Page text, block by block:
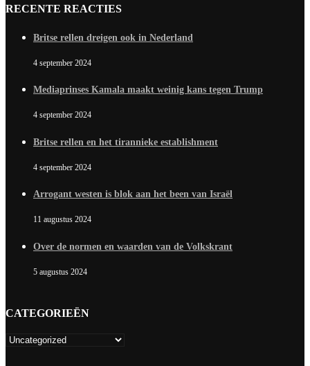
RECENTE REACTIES
Britse rellen dreigen ook in Nederland
4 september 2024
Mediaprinses Kamala maakt weinig kans tegen Trump
4 september 2024
Britse rellen en het tirannieke establishment
4 september 2024
Arrogant westen is blok aan het been van Israël
11 augustus 2024
Over de normen en waarden van de Volkskrant
5 augustus 2024
CATEGORIEËN